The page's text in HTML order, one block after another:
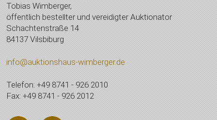
Tobias Wimberger,
öffentlich bestellter und vereidigter Auktionator
Schachtenstraße 14
84137 Vilsbiburg
info@auktionshaus-wimberger.de
Telefon: +49 8741 - 926 2010
Fax: +49 8741 - 926 2012